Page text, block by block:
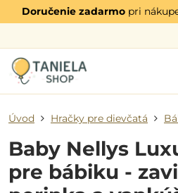
Doručenie zadarmo pri
Úvod Hračky pre dievčatá
Baby Nellys
pre bábiku -